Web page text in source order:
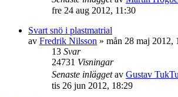
fre 24 aug 2012, 11:30
Svart snö i plastmatrial
av Fredrik Nilsson » mån 28 maj 2012,
13 Svar
24731 Visningar
Senaste inläggetav Gustav
tis 26 jun 2012, 18:29